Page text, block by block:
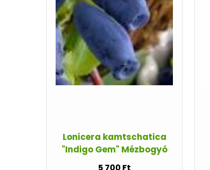
Lonicera kamtschatica
"Indigo Gem" Mézbogyó